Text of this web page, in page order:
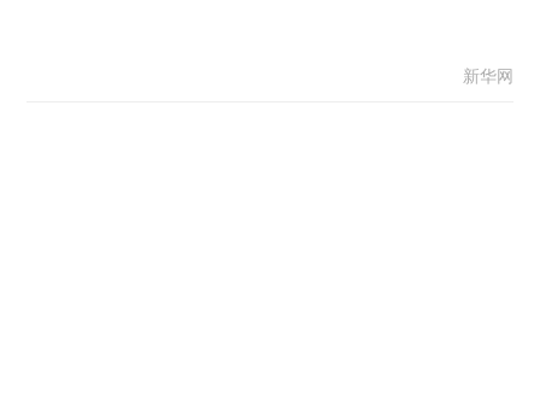
新华网